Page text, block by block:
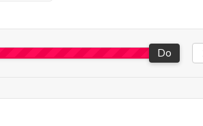
Do